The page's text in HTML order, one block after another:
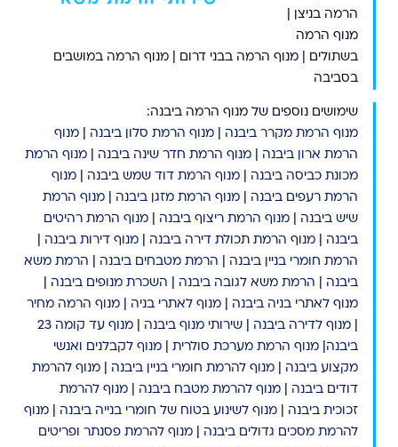
הרמה בניצן |
מנוף הרמה
בשתולים | מנוף הרמה בבני דרום | מנוף הרמה במושבים
בסביבה
שימושים נוספים של מנוף הרמה ביבנה:
מנוף הרמת מקרר ביבנה
מנוף הרמת סלון ביבנה
מנוף
הרמת ארון ביבנה
מנוף הרמת חדר שינה ביבנה
מנוף הרמת
מכונת כביסה ביבנה
מנוף הרמת דוד שמש ביבנה
מנוף
הרמת רעפים ביבנה
מנוף הרמת מזגן ביבנה
מנוף הרמת
שיש ביבנה
מנוף הרמת ריצוף ביבנה
מנוף הרמת רהיטים
ביבנה
מנוף הרמת תכולת דירה ביבנה מנוף דירות ביבנה
הרמת חומרי בניין ביבנה
הרמת מטבחים ביבנה
הרמת משא
ביבנה
הרמת משא לגובה ביבנה השכרת מנופים ביבנה
מנוף לאתרי בניה ביבנה
מנוף לאתרי בניה
מנוף הרמה מחיר
מנוף לדירה ביבנה שירותי מנוף ביבנה
מנוף עד קומה 23
ביבנה
מנוף הרמת מערכת סולרית
מנוף לקבלנים ואנשי
מקצוע ביבנה
מנוף להרמת חומרי בניין ביבנה
מנוף להרמת
דודים ביבנה
מנוף להרמת מטבח ביבנה
מנוף להרמת
זכוכית ביבנה
מנוף לשינוע בטוח של חומרי בנייה ביבנה
מנוף
להרמת מסכים גדולים ביבנה
מנוף להרמת פסנתר ופריטים